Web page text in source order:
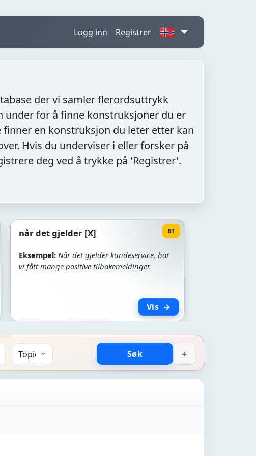
Logg inn Registrer 🇳🇴
der vi samler flerordsuttrykk
for å finne konstruksjoner du er
en konstruksjon du leter etter kan
Hvis du underviser i eller forsker på
deg ved å trykke på 'Registrer'.
B1
når det gjelder [X]
Eksempel: Når det gjelder kundeservice, har
vi fått mange positive tilbakemeldinger.
Vis
Søk +